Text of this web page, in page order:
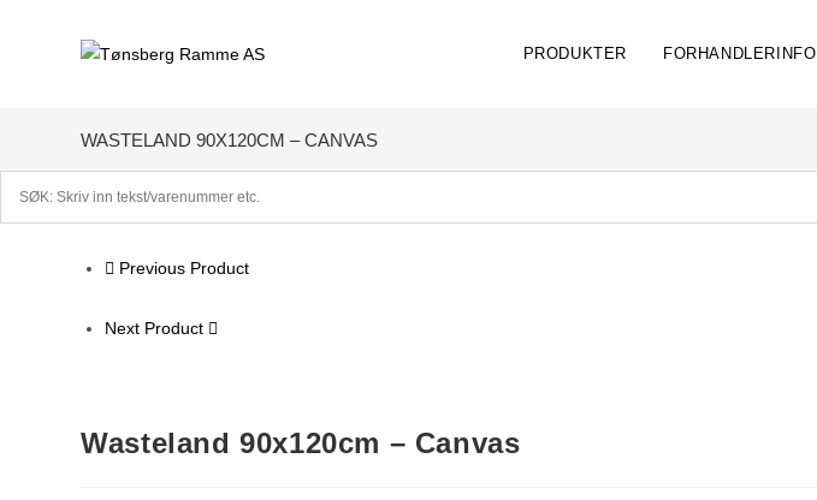
PRODUKTER FORHANDLERINFO
WASTELAND 90X120CM – CANVAS
Previous Product
Next Product
Wasteland 90x120cm – Canvas